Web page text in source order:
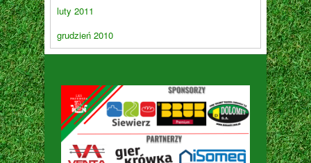
luty 2011
grudzień 2010